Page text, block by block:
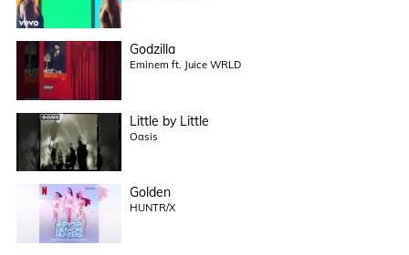
Godzilla
Eminem ft. Juice WRLD
Little by Little
Oasis
Golden
HUNTR/X